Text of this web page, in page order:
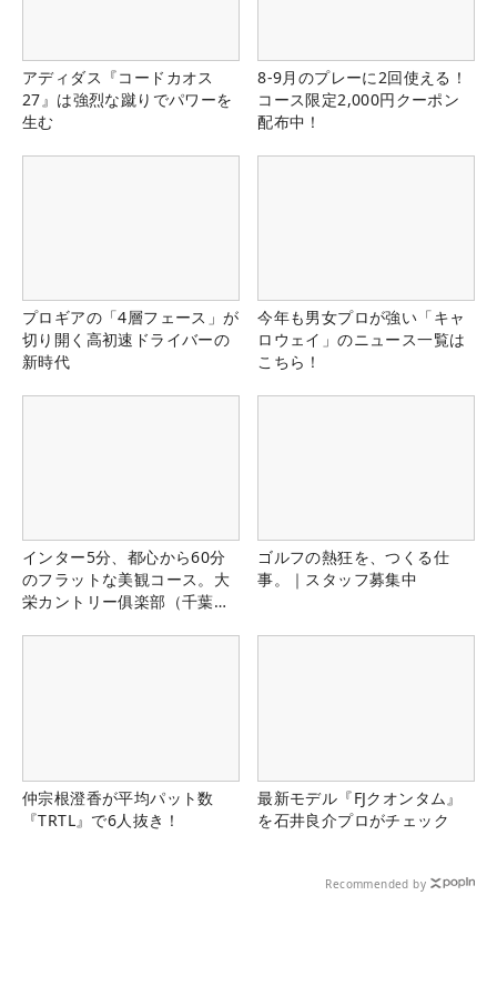
アディダス『コードカオス
27』は強烈な蹴りでパワーを
生む
8-9月のプレーに2回使える！
コース限定2,000円クーポン
配布中！
プロギアの「4層フェース」が
切り開く高初速ドライバーの
新時代
今年も男女プロが強い「キャ
ロウェイ」のニュース一覧は
こちら！
インター5分、都心から60分
のフラットな美観コース。大
栄カントリー俱楽部（千葉
ゴルフの熱狂を、つくる仕
事。｜スタッフ募集中
仲宗根澄香が平均パット数
『TRTL』で6人抜き！
最新モデル『FJクオンタム』
を石井良介プロがチェック
Recommended by